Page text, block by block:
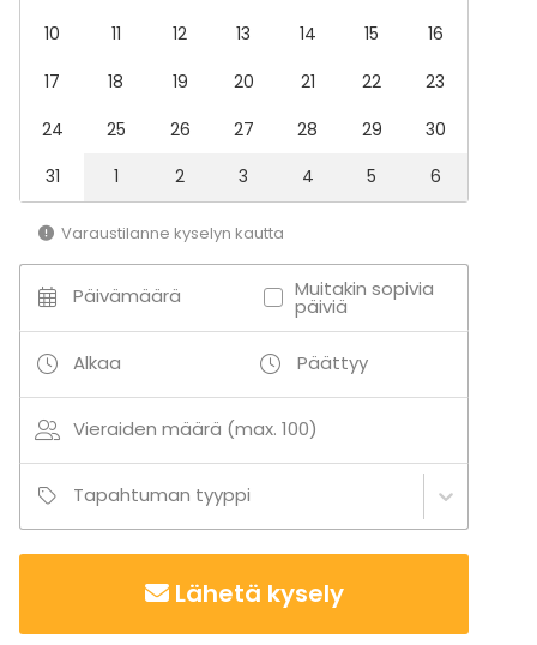
10
11 12 13 14 15
16
17
18 19 20 21 22
23
24
25 26 27 28 29
30
31
1 2 3 4 5 6
Varaustilanne kyselyn kautta
Päivämäärä Muitakin sopivia
päiviä
Alkaa Päättyy
Vieraiden määrä (max. 100)
Tapahtuman tyyppi
Lähetä kysely